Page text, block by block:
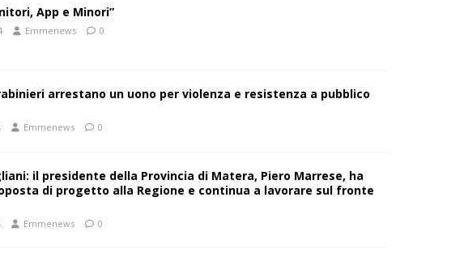
App e Minori”
Emmenews 0
arrestano un uono per violenza e resistenza a pubblico
Emmenews 0
il presidente della Provincia di Matera, Piero Marrese, ha
di progetto alla Regione e continua a lavorare sul fronte
Emmenews 0